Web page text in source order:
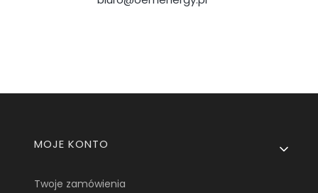
Linki w stopce
MOJE KONTO
Twoje zamówienia